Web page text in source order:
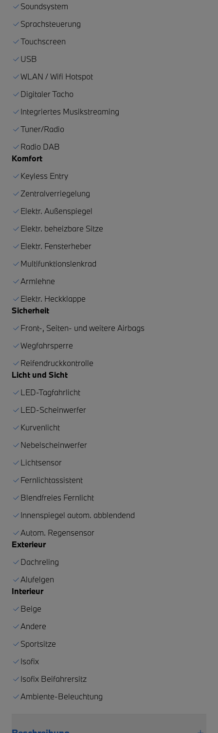
Soundsystem
Sprachsteuerung
Touchscreen
USB
WLAN / Wifi Hotspot
Digitaler Tacho
Integriertes Musikstreaming
Tuner/Radio
Radio DAB
Komfort
Keyless Entry
Zentralverriegelung
Elektr. Außenspiegel
Elektr. beheizbare Sitze
Elektr. Fensterheber
Multifunktionslenkrad
Armlehne
Elektr. Heckklappe
Sicherheit
Front-, Seiten- und weitere Airbags
Wegfahrsperre
Reifendruckkontrolle
Licht und Sicht
LED-Tagfahrlicht
LED-Scheinwerfer
Kurvenlicht
Nebelscheinwerfer
Lichtsensor
Fernlichtassistent
Blendfreies Fernlicht
Innenspiegel autom. abblendend
Autom. Regensensor
Exterieur
Dachreling
Alufelgen
Interieur
Beige
Andere
Sportsitze
Isofix
Isofix Beifahrersitz
Ambiente-Beleuchtung